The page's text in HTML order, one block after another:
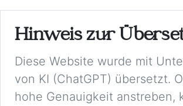
Hinweis zur
Diese Website wurde mit
von KI (ChatGPT) übersetzt.
hohe Genauigkeit anstreben,